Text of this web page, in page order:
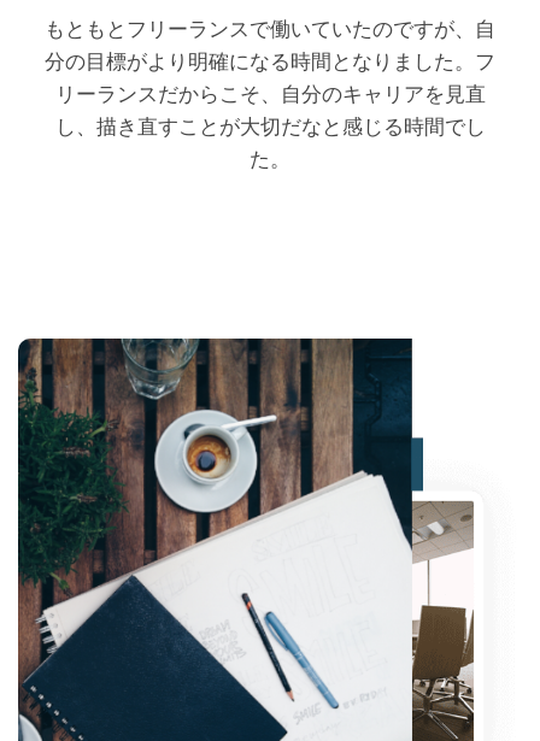
もともとフリーランスで働いていたのですが、自
分の目標がより明確になる時間となりました。フ
リーランスだからこそ、自分のキャリアを見直
し、描き直すことが大切だなと感じる時間でし
た。